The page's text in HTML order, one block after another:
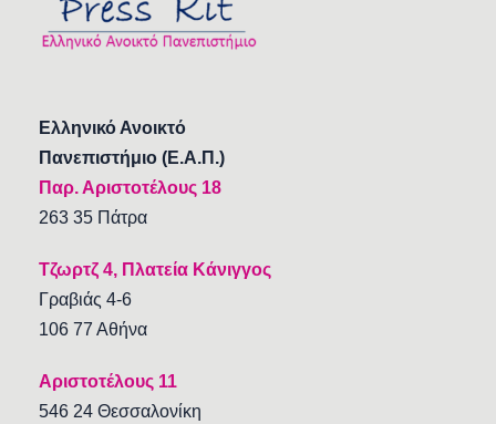
Ελληνικό Ανοικτό
Πανεπιστήμιο (Ε.Α.Π.)
Παρ. Αριστοτέλους 18
263 35 Πάτρα
Τζωρτζ 4, Πλατεία Κάνιγγος
Γραβιάς 4-6
106 77 Αθήνα
Αριστοτέλους 11
546 24 Θεσσαλονίκη